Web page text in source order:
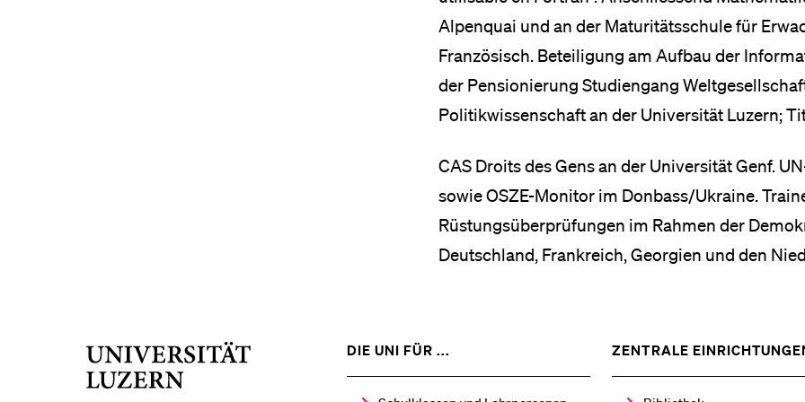
Alpenquai und an der Maturitätsschule für
Französisch. Beteiligung am Aufbau der
der Pensionierung Studiengang
Politikwissenschaft an der Universität Luzern;
CAS Droits des Gens an der Universität Genf.
sowie OSZE-Monitor im Donbass/Ukraine.
Rüstungsüberprüfungen im Rahmen der
Deutschland, Frankreich, Georgien und den
DIE UNI FÜR ...
%1$S
UNTERMENÜ
ZENTRALE